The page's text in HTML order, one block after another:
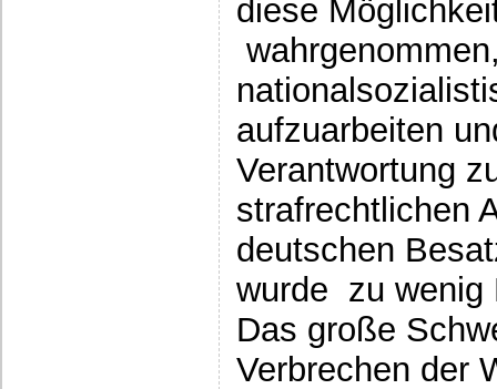
diese
aufzuarbeiten
Verantwortung
strafrechtlichen
deutschen
wurde zu wenig
Das große
Verbrechen der